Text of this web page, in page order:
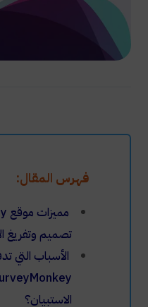
فهرس المقال:
تصميم وتفريغ
الأسباب التي
الاستبيان؟